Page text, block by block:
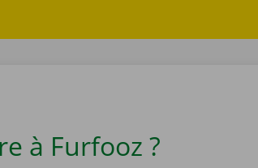
à Furfooz ?